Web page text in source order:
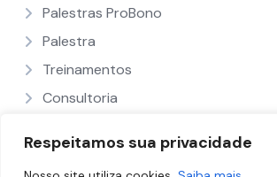
Respeitamos sua privacidade
Palestras ProBono
Palestra
Treinamentos
Consultoria